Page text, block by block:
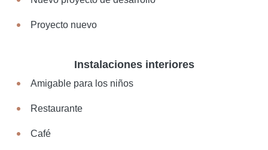
Proyecto nuevo
Instalaciones interiores
Amigable para los niños
Restaurante
Café